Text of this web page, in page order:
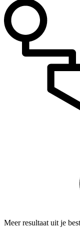
Meer resultaat uit je